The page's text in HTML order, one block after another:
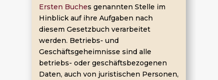
Ersten Buches genannten Stelle im
Hinblick auf ihre Aufgaben nach
diesem Gesetzbuch verarbeitet
werden. Betriebs- und
Geschäftsgeheimnisse sind alle
betriebs- oder geschäftsbezogenen
Daten, auch von juristischen Personen,